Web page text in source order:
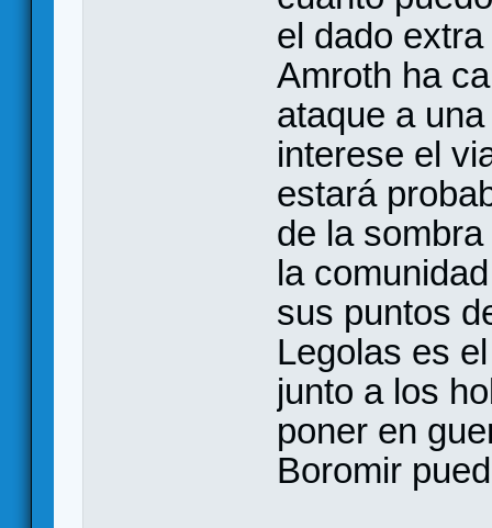
el dado
Amroth ha
ataque a
interese el
estará
de la
la
sus puntos
Legolas es
junto a los
poner en
Boromir